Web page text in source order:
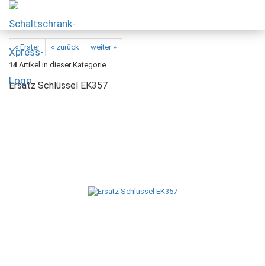
« Erster « zurück
weiter »
14 Artikel in dieser Kategorie
Ersatz Schlüssel EK357